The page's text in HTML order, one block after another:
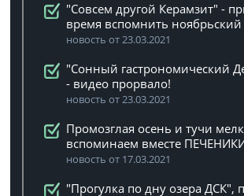
"Совсем другой Керамзит" -
время вспомнить
новость от 23.03.2021
"Сонный гастрономический
- видео прорвало!
новость от 23.03.2021
Промозглая осень и тучи
вспоминаем вместе
новость от 17.03.2021
"Прогулка по дну озера ДСК",